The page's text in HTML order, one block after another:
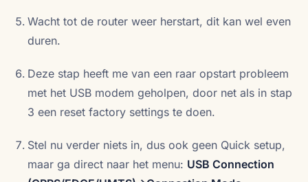
Wacht tot de router weer herstart, dit kan wel even
duren.
Deze stap heeft me van een raar opstart probleem
met het USB modem geholpen, door net als in stap
3 een reset factory settings te doen.
Stel nu verder niets in, dus ook geen Quick setup,
maar ga direct naar het menu: USB Connection